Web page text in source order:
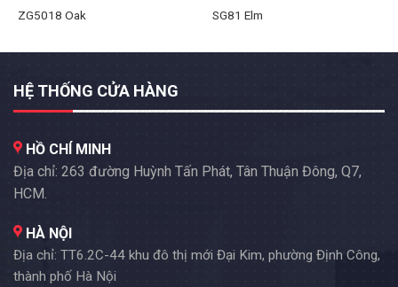
ZG5018 Oak SG81 Elm
HỆ THỐNG CỬA HÀNG
HỒ CHÍ MINH
Địa chỉ: 263 đường Huỳnh Tấn Phát, Tân Thuận Đông, Q7,
HCM.
HÀ NỘI
Địa chỉ: TT6.2C-44 khu đô thị mới Đại Kim, phường Định Công,
thành phố Hà Nội